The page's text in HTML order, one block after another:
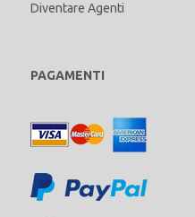
Diventare Agenti
PAGAMENTI